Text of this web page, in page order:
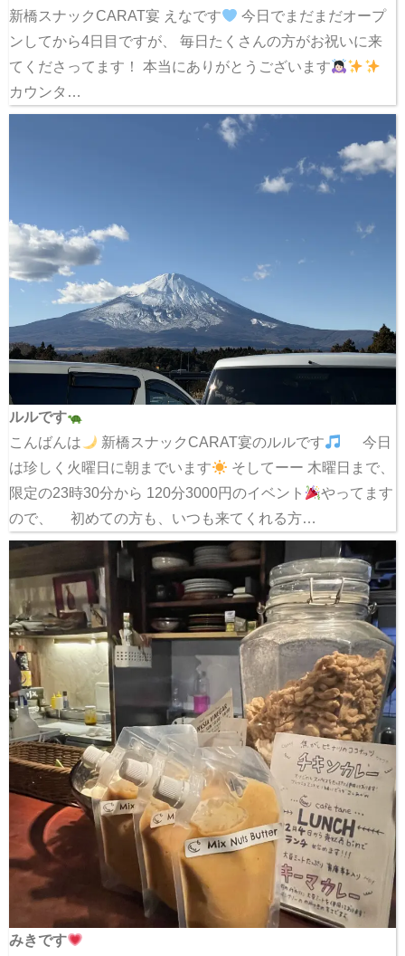
新橋スナックCARAT宴 えなです
今日でまだまだオープ
ンしてから4日目ですが、 毎日たくさんの方がお祝いに来
てくださってます！ 本当にありがとうございます
カウンタ…
ルルです
こんばんは
新橋スナックCARAT宴のルルです
今日
は珍しく火曜日に朝までいます
そしてーー 木曜日まで、
限定の23時30分から 120分3000円のイベント
やってます
ので、 初めての方も、いつも来てくれる方…
みきです